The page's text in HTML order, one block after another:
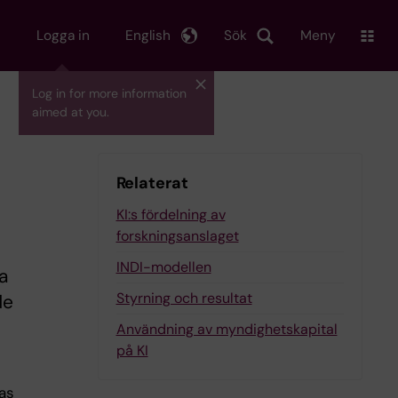
Logga in
Log in for more information
aimed at you.
Sök
English Meny
Relaterat
KI:s fördelning av
forskningsanslaget
INDI-modellen
Styrning och resultat
Användning av myndighetskapital
på KI